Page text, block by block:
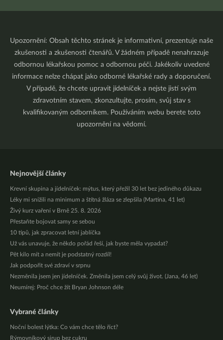
Upozornění: Obsah těchto stránek je informativní, prezentuje naše
zkušenosti a zkušenosti čtenářů. V žádném případě nenahrazuje
odbornou lékařskou pomoc a odbornou péči. Jakékoliv uvedené
informace nelze chápat jako odborné lékařské rady a doporučení.
V případě, že chcete upravit jídelníček a nejste jistí svým
zdravotním stavem, zkonzultujte, prosím, svůj stav s
kvalifikovaným odborníkem. Používáním webu berete toto
upozornění na vědomí.
Nejnovější články
Krevní skupina a jídelníček: mýtus, který přežil 30 let bez jediného důkazu
Léky mi snížili na minimum a štítná žláza se zlepšila (Martina, 41 let)
Živý kurz vaření v Brně 25. 8. 2026
Přestaňte bojovat samy se sebou
10 tipů, jak zpracovat letní jablíčka
Už vás unavuje, že někdo pořád řeší, jak byste měla vypadat?
Pět kilo mít a nemít je podstatný rozdíl!
Jak podpořit své zdraví v srpnu
Nezměnila jsem jen jídelníček. Změnila jsem celý svůj život. (Jana, 46 let)
Neumírej: Proč chce žít Bryan Johnson déle
Vybrané články
Noční bolest lýtka: Co vám chce tělo říct?
Rýmovníkový sirup bez cukru